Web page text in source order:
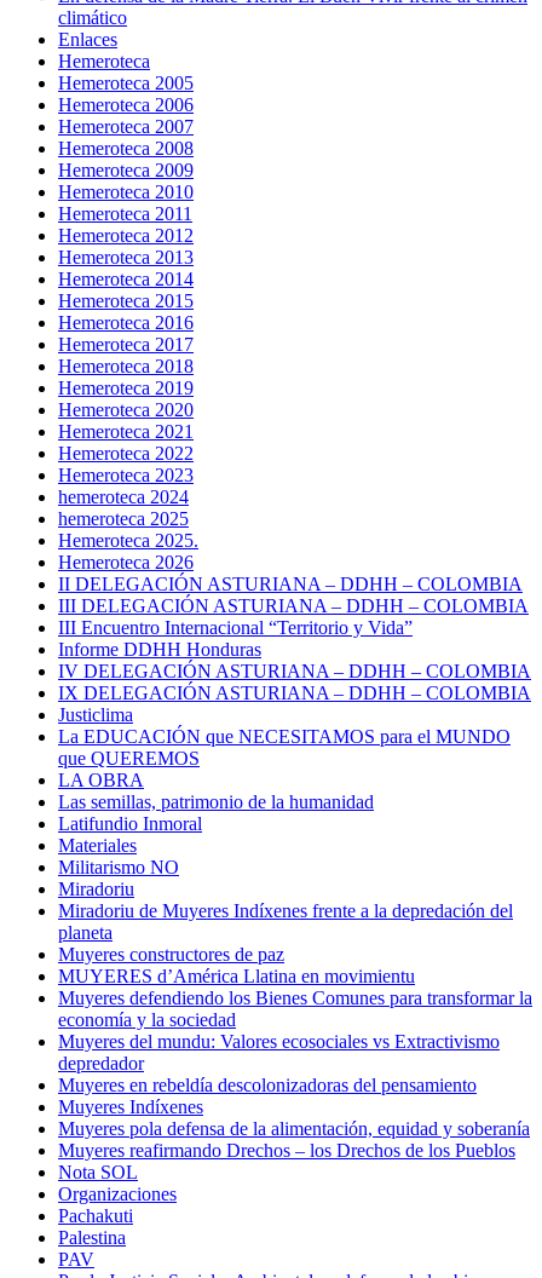
climático
Enlaces
Hemeroteca
Hemeroteca 2005
Hemeroteca 2006
Hemeroteca 2007
Hemeroteca 2008
Hemeroteca 2009
Hemeroteca 2010
Hemeroteca 2011
Hemeroteca 2012
Hemeroteca 2013
Hemeroteca 2014
Hemeroteca 2015
Hemeroteca 2016
Hemeroteca 2017
Hemeroteca 2018
Hemeroteca 2019
Hemeroteca 2020
Hemeroteca 2021
Hemeroteca 2022
Hemeroteca 2023
hemeroteca 2024
hemeroteca 2025
Hemeroteca 2025.
Hemeroteca 2026
II DELEGACIÓN ASTURIANA – DDHH – COLOMBIA
III DELEGACIÓN ASTURIANA – DDHH – COLOMBIA
III Encuentro Internacional “Territorio y Vida”
Informe DDHH Honduras
IV DELEGACIÓN ASTURIANA – DDHH – COLOMBIA
IX DELEGACIÓN ASTURIANA – DDHH – COLOMBIA
Justiclima
La EDUCACIÓN que NECESITAMOS para el MUNDO
que QUEREMOS
LA OBRA
Las semillas, patrimonio de la humanidad
Latifundio Inmoral
Materiales
Militarismo NO
Miradoriu
Miradoriu de Muyeres Indíxenes frente a la depredación del
planeta
Muyeres constructores de paz
MUYERES d’América Llatina en movimientu
Muyeres defendiendo los Bienes Comunes para transformar la
economía y la sociedad
Muyeres del mundu: Valores ecosociales vs Extractivismo
depredador
Muyeres en rebeldía descolonizadoras del pensamiento
Muyeres Indíxenes
Muyeres pola defensa de la alimentación, equidad y soberanía
Muyeres reafirmando Drechos – los Drechos de los Pueblos
Nota SOL
Organizaciones
Pachakuti
Palestina
PAV